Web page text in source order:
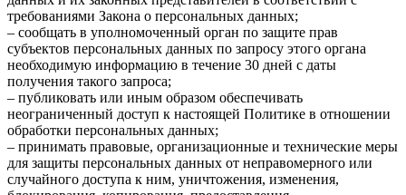
требованиями Закона о персональных данных;
– сообщать в уполномоченный орган по защите прав
субъектов персональных данных по запросу этого органа
необходимую информацию в течение 30 дней с даты
получения такого запроса;
– публиковать или иным образом обеспечивать
неограниченный доступ к настоящей Политике в отношении
обработки персональных данных;
– принимать правовые, организационные и технические меры
для защиты персональных данных от неправомерного или
случайного доступа к ним, уничтожения, изменения,